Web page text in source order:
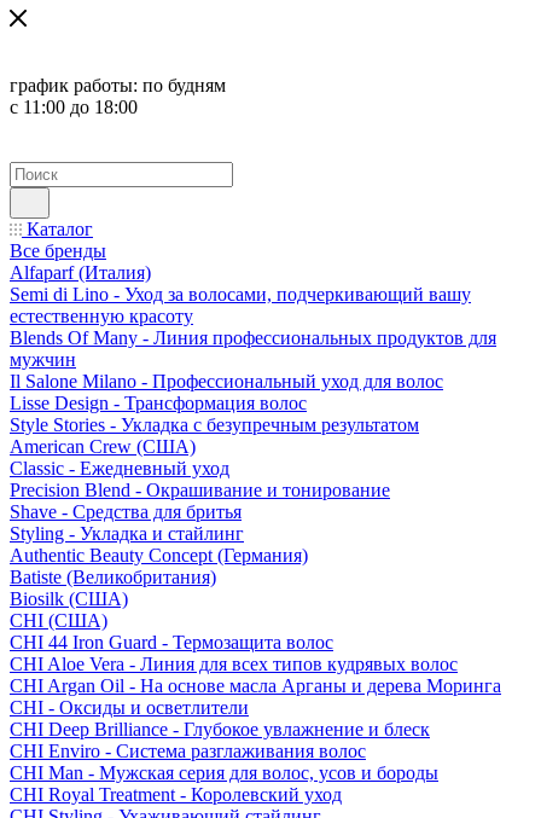
график работы: по будням
с 11:00 до 18:00
Каталог
Все бренды
Alfaparf (Италия)
Semi di Lino - Уход за волосами, подчеркивающий вашу
естественную красоту
Blends Of Many - Линия профессиональных продуктов для
мужчин
Il Salone Milano - Профессиональный уход для волос
Lisse Design - Трансформация волос
Style Stories - Укладка с безупречным результатом
American Crew (США)
Classic - Ежедневный уход
Precision Blend - Окрашивание и тонирование
Shave - Средства для бритья
Styling - Укладка и стайлинг
Authentic Beauty Concept (Германия)
Batiste (Великобритания)
Biosilk (США)
CHI (США)
CHI 44 Iron Guard - Термозащита волос
CHI Aloe Vera - Линия для всех типов кудрявых волос
CHI Argan Oil - На основе масла Арганы и дерева Моринга
CHI - Оксиды и осветлители
CHI Deep Brilliance - Глубокое увлажнение и блеск
CHI Enviro - Система разглаживания волос
CHI Man - Мужская серия для волос, усов и бороды
CHI Royal Treatment - Королевский уход